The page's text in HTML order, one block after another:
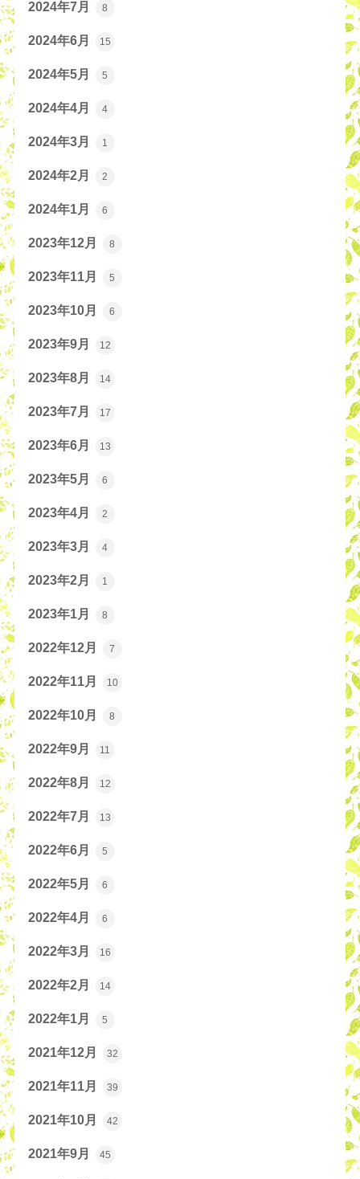
2024年7月 8
2024年6月 15
2024年5月 5
2024年4月 4
2024年3月 1
2024年2月 2
2024年1月 6
2023年12月 8
2023年11月 5
2023年10月 6
2023年9月 12
2023年8月 14
2023年7月 17
2023年6月 13
2023年5月 6
2023年4月 2
2023年3月 4
2023年2月 1
2023年1月 8
2022年12月 7
2022年11月 10
2022年10月 8
2022年9月 11
2022年8月 12
2022年7月 13
2022年6月 5
2022年5月 6
2022年4月 6
2022年3月 16
2022年2月 14
2022年1月 5
2021年12月 32
2021年11月 39
2021年10月 42
2021年9月 45